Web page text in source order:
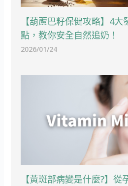
【葫蘆巴籽保健攻略】4
點，教你安全自然追奶！
2026/01/24
【黃斑部病變是什麼?】